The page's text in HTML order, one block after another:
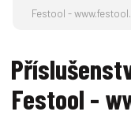
Festool - www.festool.cz - customerservice-
Festool -